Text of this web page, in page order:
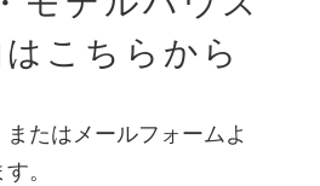
こちらから
たはメールフォームよ
。